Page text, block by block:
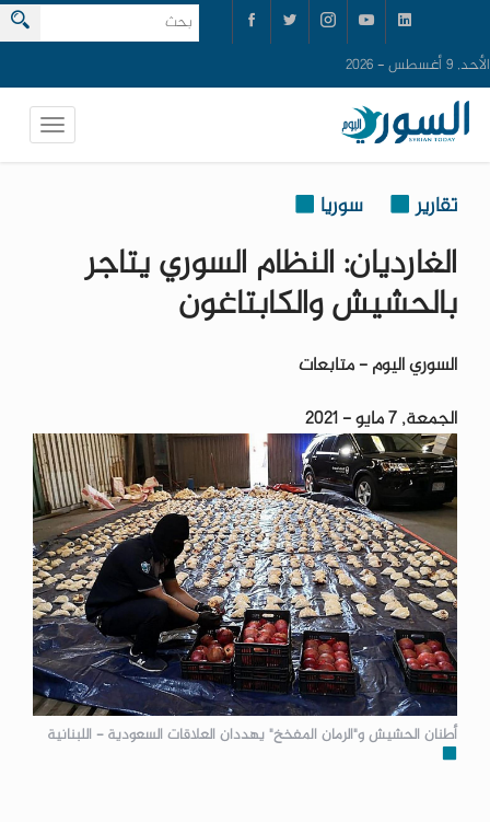
الأحد, 9 أغسطس - 2026
تقارير سوريا
الغارديان: النظام السوري يتاجر
بالحشيش والكابتاغون
السوري اليوم - متابعات
الجمعة, 7 مايو - 2021
أطنان الحشيش و"الرمان المفخخ" يهددان العلاقات السعودية - اللبنانية